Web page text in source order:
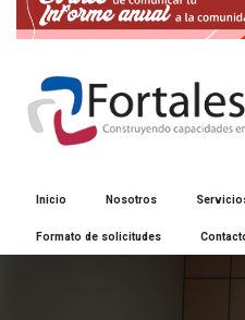
Inicio Nosotros
Formato de solicitudes